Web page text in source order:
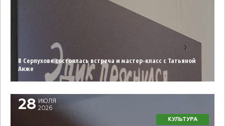
В Серпухове состоялась встреча и мастер-класс с Татьяной
Анже
28 ИЮЛЯ
2026
КУЛЬТУРА